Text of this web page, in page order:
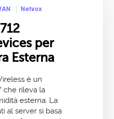
Netvox
per
Esterna
è un
che rileva la
esterna. La
al server si basa